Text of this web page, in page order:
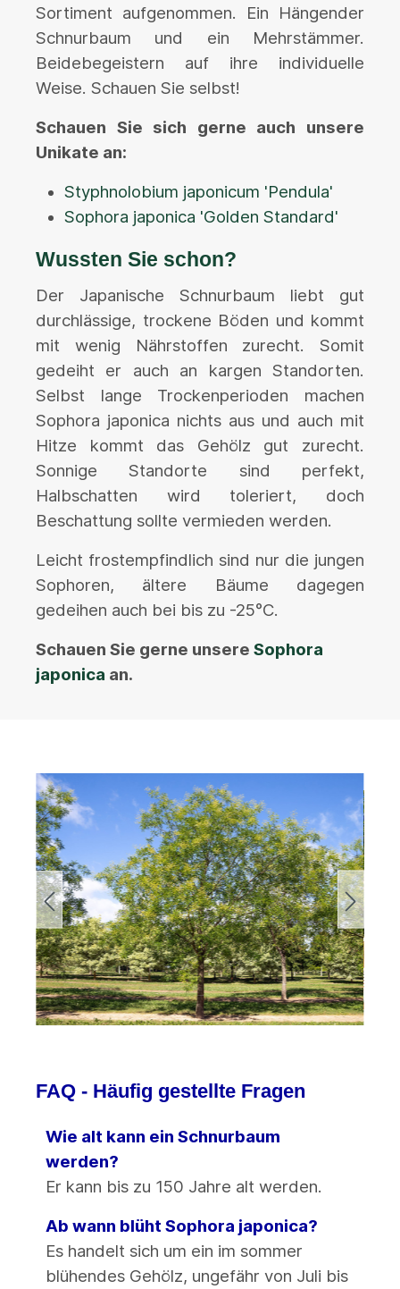
Sortiment aufgenommen. Ein Hängender
Schnurbaum und ein Mehrstämmer.
Beidebegeistern auf ihre individuelle
Weise. Schauen Sie selbst!
Schauen Sie sich gerne auch unsere
Unikate an:
Styphnolobium japonicum 'Pendula'
Sophora japonica 'Golden Standard'
Wussten Sie schon?
Der Japanische Schnurbaum liebt gut
durchlässige, trockene Böden und kommt
mit wenig Nährstoffen zurecht. Somit
gedeiht er auch an kargen Standorten.
Selbst lange Trockenperioden machen
Sophora japonica nichts aus und auch mit
Hitze kommt das Gehölz gut zurecht.
Sonnige Standorte sind perfekt,
Halbschatten wird toleriert, doch
Beschattung sollte vermieden werden.
Leicht frostempfindlich sind nur die jungen
Sophoren, ältere Bäume dagegen
gedeihen auch bei bis zu -25°C.
Schauen Sie gerne unsere Sophora
japonica an.
FAQ - Häufig gestellte Fragen
Wie alt kann ein Schnurbaum
werden?
Er kann bis zu 150 Jahre alt werden.
Ab wann blüht Sophora japonica?
Es handelt sich um ein im sommer
blühendes Gehölz, ungefähr von Juli bis